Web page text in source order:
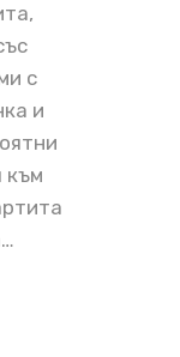
с
и
към